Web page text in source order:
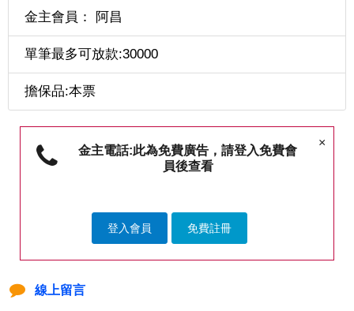
金主會員： 阿昌
單筆最多可放款:30000
擔保品:本票
×
金主電話:此為免費廣告，請登入免費會
員後查看
登入會員 免費註冊
線上留言